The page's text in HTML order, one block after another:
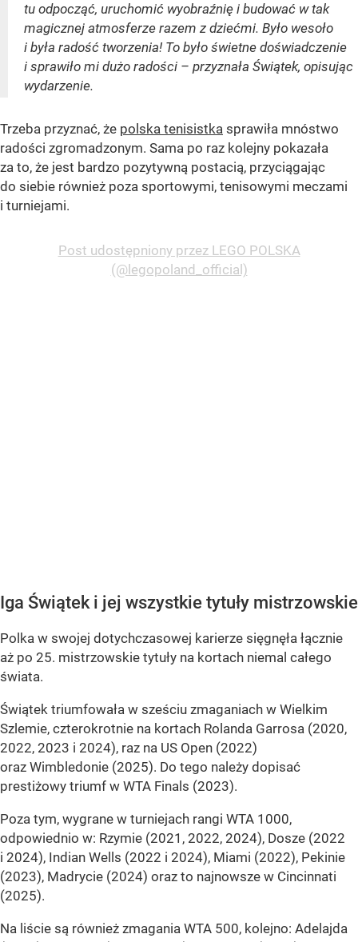
tu odpocząć, uruchomić wyobraźnię i budować w tak
magicznej atmosferze razem z dziećmi. Było wesoło
i była radość tworzenia! To było świetne doświadczenie
i sprawiło mi dużo radości – przyznała Świątek, opisując
wydarzenie.
Trzeba przyznać, że polska tenisistka sprawiła mnóstwo
radości zgromadzonym. Sama po raz kolejny pokazała
za to, że jest bardzo pozytywną postacią, przyciągając
do siebie również poza sportowymi, tenisowymi meczami
i turniejami.
Post udostępniony przez LEGO POLSKA
(@legopoland_official)
Iga Świątek i jej wszystkie tytuły mistrzowskie
Polka w swojej dotychczasowej karierze sięgnęła łącznie
aż po 25. mistrzowskie tytuły na kortach niemal całego
świata.
Świątek triumfowała w sześciu zmaganiach w Wielkim
Szlemie, czterokrotnie na kortach Rolanda Garrosa (2020,
2022, 2023 i 2024), raz na US Open (2022)
oraz Wimbledonie (2025). Do tego należy dopisać
prestiżowy triumf w WTA Finals (2023).
Poza tym, wygrane w turniejach rangi WTA 1000,
odpowiednio w: Rzymie (2021, 2022, 2024), Dosze (2022
i 2024), Indian Wells (2022 i 2024), Miami (2022), Pekinie
(2023), Madrycie (2024) oraz to najnowsze w Cincinnati
(2025).
Na liście są również zmagania WTA 500, kolejno: Adelajda